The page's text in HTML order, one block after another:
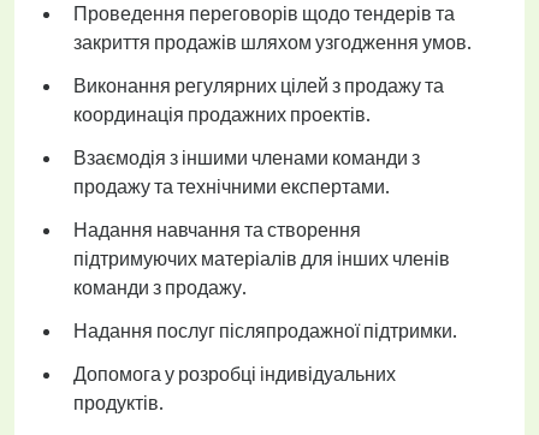
Проведення переговорів щодо тендерів та
закриття продажів шляхом узгодження умов.
Виконання регулярних цілей з продажу та
координація продажних проектів.
Взаємодія з іншими членами команди з
продажу та технічними експертами.
Надання навчання та створення
підтримуючих матеріалів для інших членів
команди з продажу.
Надання послуг післяпродажної підтримки.
Допомога у розробці індивідуальних
продуктів.